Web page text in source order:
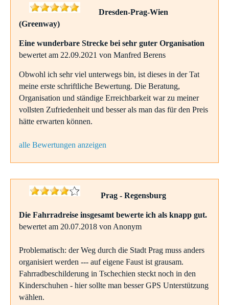
Dresden-Prag-Wien
(Greenway)
Eine wunderbare Strecke bei sehr guter Organisation
bewertet am 22.09.2021 von Manfred Berens
Obwohl ich sehr viel unterwegs bin, ist dieses in der Tat
meine erste schriftliche Bewertung. Die Beratung,
Organisation und ständige Erreichbarkeit war zu meiner
vollsten Zufriedenheit und besser als man das für den Preis
hätte erwarten können.
alle Bewertungen anzeigen
Prag - Regensburg
Die Fahrradreise insgesamt bewerte ich als knapp gut.
bewertet am 20.07.2018 von Anonym
Problematisch: der Weg durch die Stadt Prag muss anders
organisiert werden --- auf eigene Faust ist grausam.
Fahrradbeschilderung in Tschechien steckt noch in den
Kinderschuhen - hier sollte man besser GPS Unterstützung
wählen.